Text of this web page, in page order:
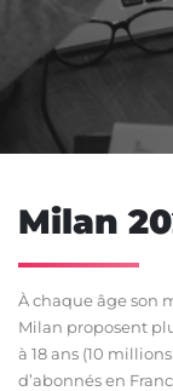
Milan
À chaque âge son
Milan proposent
à 18 ans (10
d’abonnés en